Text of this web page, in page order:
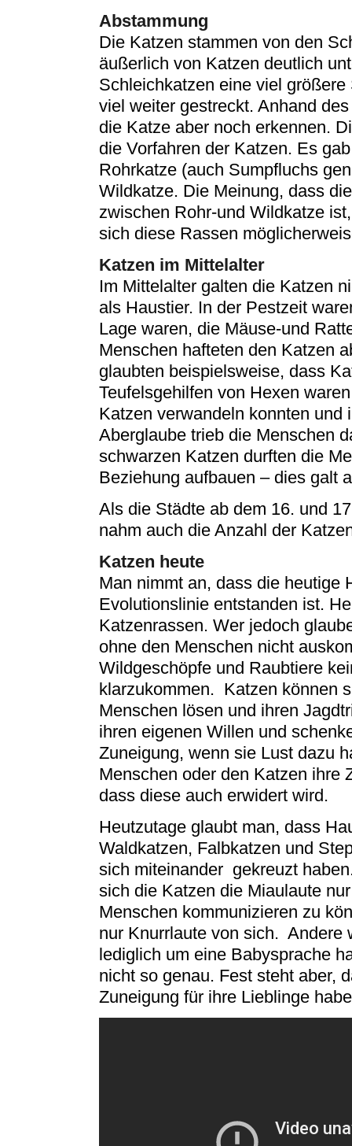
Abstammung
Die Katzen stammen von den
äußerlich von Katzen deutlich
Schleichkatzen eine viel
viel weiter gestreckt. Anhand
die Katze aber noch erkennen.
die Vorfahren der Katzen. Es
Rohrkatze (auch Sumpfluchs
Wildkatze. Die Meinung, dass
zwischen Rohr-und Wildkatze
sich diese Rassen
Katzen im Mittelalter
Im Mittelalter galten die Katzen
als Haustier. In der Pestzeit
Lage waren, die Mäuse-und
Menschen hafteten den Katzen
glaubten beispielsweise, dass
Teufelsgehilfen von Hexen
Katzen verwandeln konnten und
Aberglaube trieb die Menschen
schwarzen Katzen durften die
Beziehung aufbauen – dies galt
Als die Städte ab dem 16. und
nahm auch die Anzahl der
Katzen heute
Man nimmt an, dass die heutige
Evolutionslinie entstanden ist.
Katzenrassen. Wer jedoch
ohne den Menschen nicht
Wildgeschöpfe und Raubtiere
klarzukommen. Katzen können
Menschen lösen und ihren
ihren eigenen Willen und
Zuneigung, wenn sie Lust dazu
Menschen oder den Katzen ihre
dass diese auch erwidert wird.
Heutzutage glaubt man, dass
Waldkatzen, Falbkatzen und
sich miteinander gekreuzt
sich die Katzen die Miaulaute
Menschen kommunizieren zu
nur Knurrlaute von sich. Andere
lediglich um eine Babysprache
nicht so genau. Fest steht aber,
Zuneigung für ihre Lieblinge